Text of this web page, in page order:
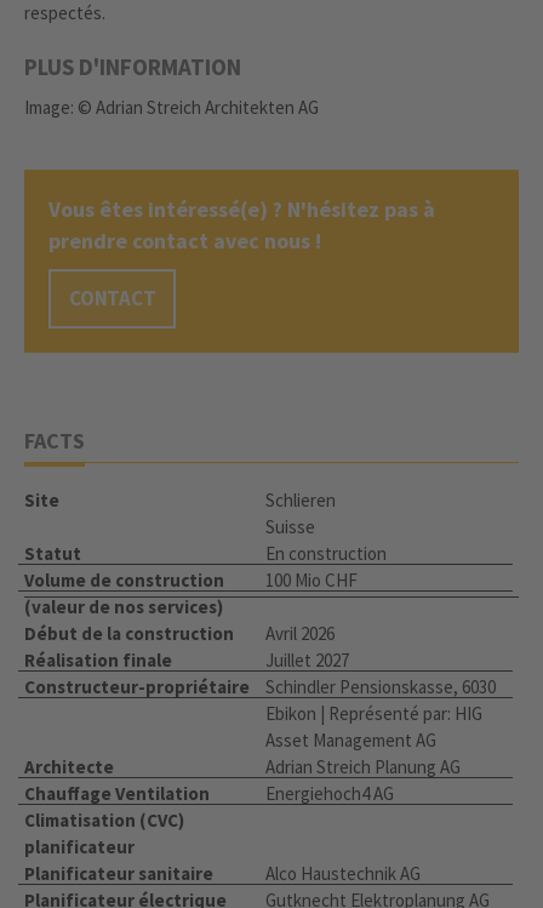
respectés.
PLUS D'INFORMATION
Image: © Adrian Streich Architekten AG
Vous êtes intéressé(e) ? N'hésitez pas à
prendre contact avec nous !
CONTACT
FACTS
Site
Schlieren
Suisse
Statut
En construction
Volume de construction
(valeur de nos services)
100 Mio CHF
Début de la construction
Avril 2026
Réalisation finale
Juillet 2027
Constructeur-propriétaire
Schindler Pensionskasse, 6030
Ebikon | Représenté par: HIG
Asset Management AG
Architecte
Adrian Streich Planung AG
Chauffage Ventilation
Climatisation (CVC)
planificateur
Energiehoch4 AG
Planificateur sanitaire
Alco Haustechnik AG
Planificateur électrique
Gutknecht Elektroplanung AG